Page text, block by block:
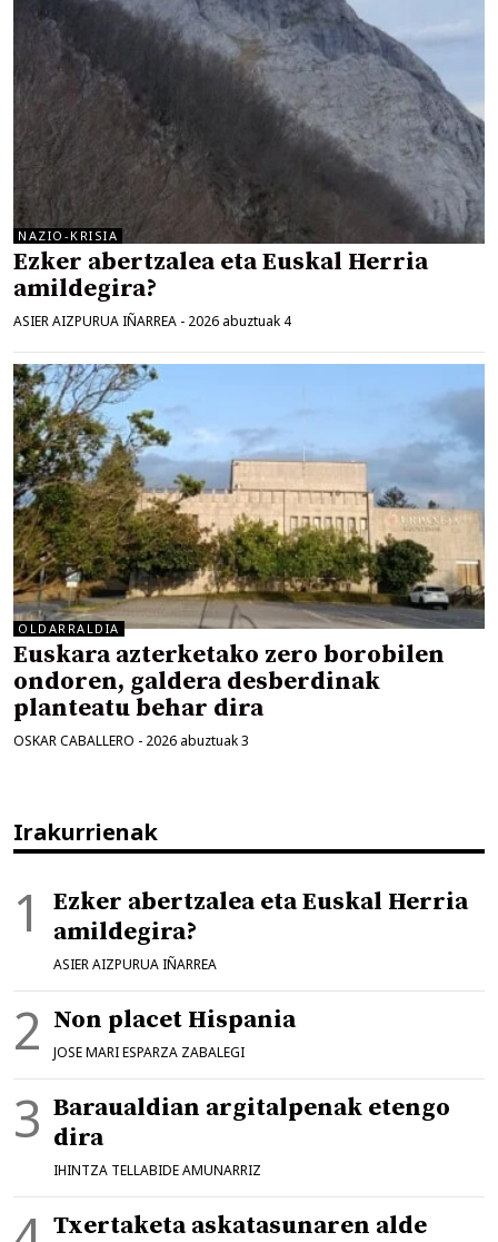
NAZIO-KRISIA
Ezker abertzalea eta Euskal Herria
amildegira?
ASIER AIZPURUA IÑARREA - 2026 abuztuak 4
OLDARRALDIA
Euskara azterketako zero borobilen
ondoren, galdera desberdinak
planteatu behar dira
OSKAR CABALLERO - 2026 abuztuak 3
Irakurrienak
Ezker abertzalea eta Euskal Herria
amildegira?
ASIER AIZPURUA IÑARREA
Non placet Hispania
JOSE MARI ESPARZA ZABALEGI
Baraualdian argitalpenak etengo
dira
IHINTZA TELLABIDE AMUNARRIZ
Txertaketa askatasunaren alde